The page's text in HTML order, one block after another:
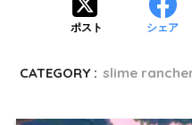
ポスト シェア
CATEGORY : slime